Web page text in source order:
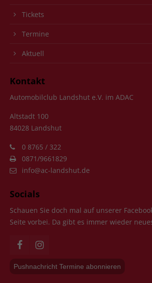
Tickets
Termine
Aktuell
Kontakt
Automobilclub Landshut e.V. im ADAC
Altstadt 100
84028 Landshut
0 8765 / 322
0871/9661829
info@ac-landshut.de
Socials
Schauen Sie doch mal auf unserer
Seite vorbei. Da gibt es immer wieder
Pushnachricht Termine abonnieren